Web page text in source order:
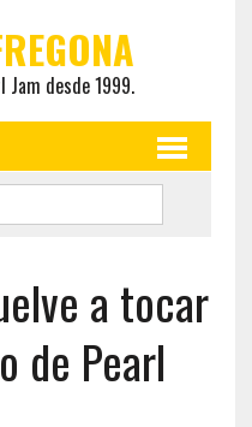
Jam desde 1999.
a tocar
de Pearl